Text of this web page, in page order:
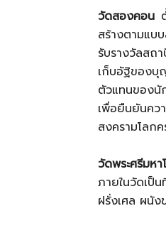
วัดสองคอน
สร้างตามแบ
รับรางวัลสถ
เก็บอัฐิของ
ตัวแทนของ
เพื่อยืนยันค
สงครามโลก
วัดพระศรีมหา
ภายในวัดเป็
ฝรั่งเศล ผนัง